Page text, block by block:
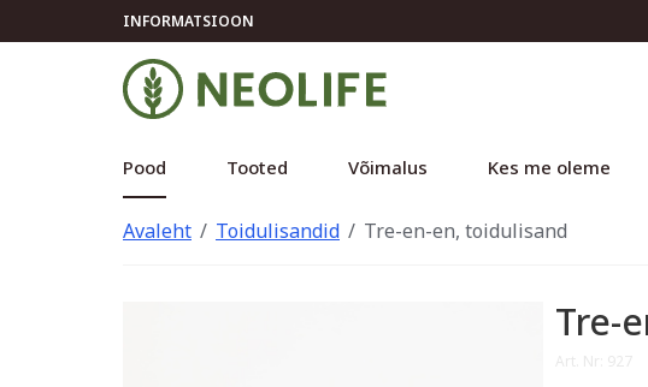
INFORMATSIOON
Pood Tooted Võimalus Kes me oleme
Avaleht Toidulisandid Tre-en-en, toidulisand
Tre-